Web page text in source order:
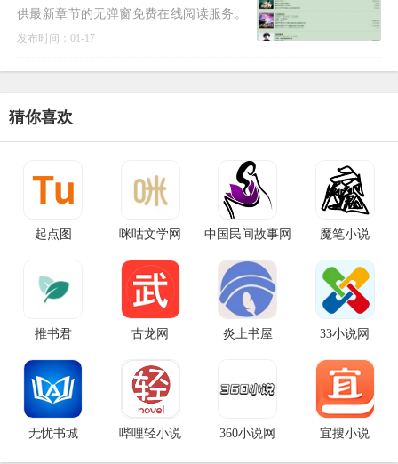
供最新章节的无弹窗免费在线阅读服务。
该网站以清爽干净的界面和无不良弹窗的
发布时间：01-17
猜你喜欢
起点图 咪咕文学网 中国民间故事网 魔笔小说
推书君 古龙网 炎上书屋 33小说网
无忧书城 哔哩轻小说 360小说网 宜搜小说